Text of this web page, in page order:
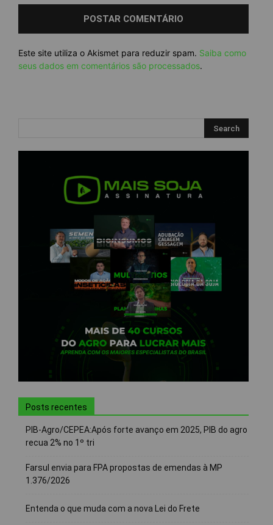
Este site utiliza o Akismet para reduzir spam. Saiba como
seus dados em comentários são processados.
Posts recentes
PIB-Agro/CEPEA:Após forte avanço em 2025, PIB do agro
recua 2% no 1º tri
Farsul envia para FPA propostas de emendas à MP
1.376/2026
Entenda o que muda com a nova Lei do Frete